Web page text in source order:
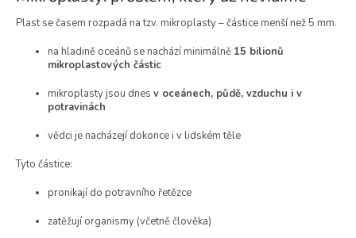
Plast se časem rozpadá na tzv. mikroplasty – částice menší než 5 mm.
na hladině oceánů se nachází minimálně 15 bilionů
mikroplastových částic
mikroplasty jsou dnes v oceánech, půdě, vzduchu i v
potravinách
vědci je nacházejí dokonce i v lidském těle
Tyto částice:
pronikají do potravního řetězce
zatěžují organismy (včetně člověka)